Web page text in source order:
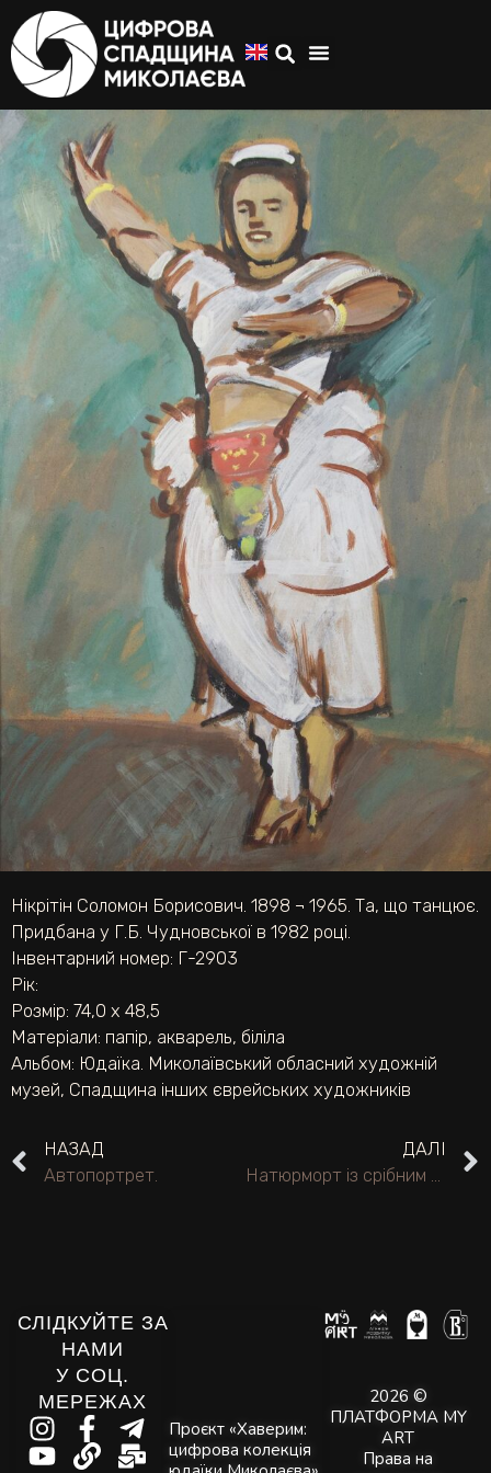
Нікрітін Соломон Борисович. 1898 ¬ 1965. Та, що танцює.
Придбана у Г.Б. Чудновської в 1982 році.
Інвентарний номер: Г-2903
Рік:
Розмір: 74,0 х 48,5
Матеріали: папір, акварель, біліла
Альбом: Юдаїка. Миколаївський обласний художній
музей, Спадщина інших єврейських художників
НАЗАД
Автопортрет.
ДАЛІ
Натюрморт із срібним блюдом.
2026 ©
ПЛАТФОРМА MY
ART
Права на
Проєкт «Хаверим:
цифрова колекція
СЛІДКУЙТЕ ЗА
НАМИ
У СОЦ.
МЕРЕЖАХ